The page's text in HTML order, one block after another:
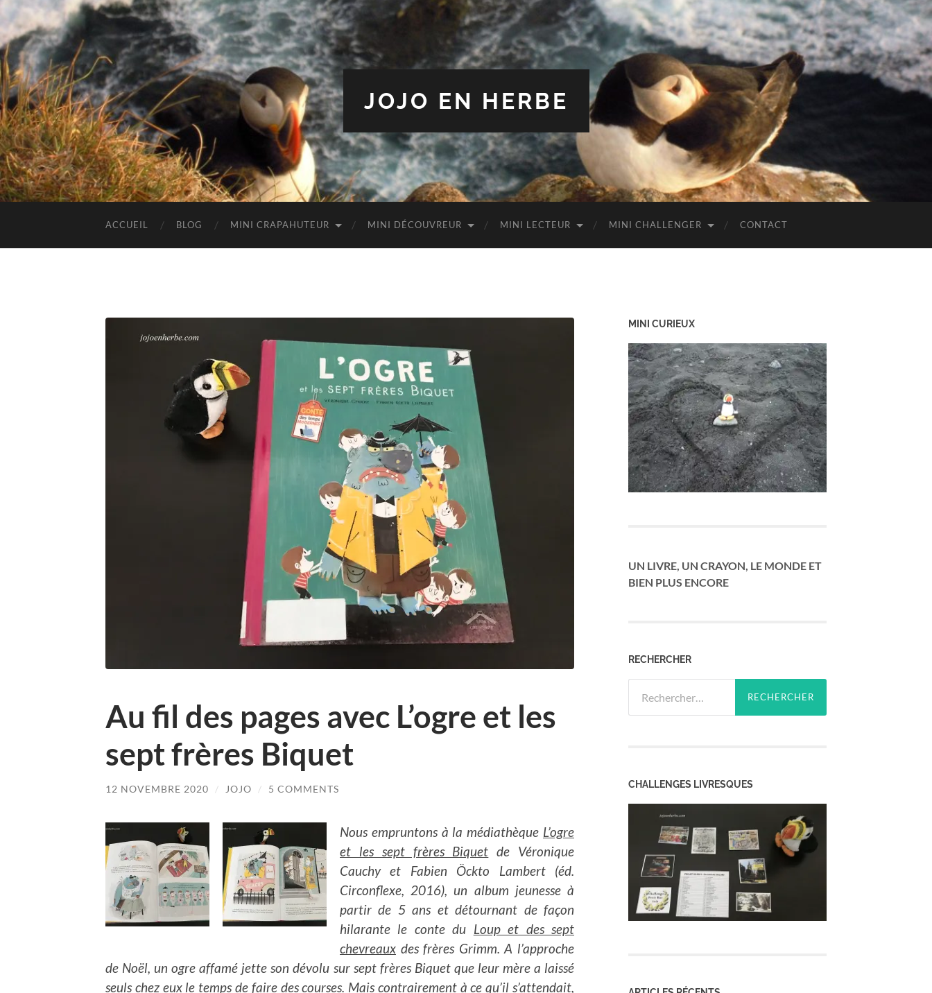
JOJO EN HERBE
ACCUEIL BLOG MINI CRAPAHUTEUR MINI DÉCOUVREUR MINI LECTEUR MINI CHALLENGER CONTACT
Au fil des pages avec L’ogre et les
sept frères Biquet
12 NOVEMBRE 2020 / JOJO / 5 COMMENTS
Nous empruntons à la médiathèque L’ogre
et les sept frères Biquet de Véronique
Cauchy et Fabien Öckto Lambert (éd.
Circonflexe, 2016), un album jeunesse à
partir de 5 ans et détournant de façon
hilarante le conte du Loup et des sept
chevreaux des frères Grimm. A l’approche
de Noël, un ogre affamé jette son dévolu sur sept frères Biquet que leur mère a laissé
seuls chez eux le temps de faire des courses. Mais contrairement à ce qu’il s’attendait,
MINI CURIEUX
UN LIVRE, UN CRAYON, LE MONDE ET
BIEN PLUS ENCORE
RECHERCHER
CHALLENGES LIVRESQUES